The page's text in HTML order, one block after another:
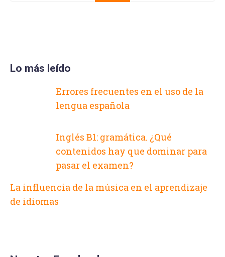
Lo más leído
Errores frecuentes en el uso de la
lengua española
Inglés B1: gramática. ¿Qué
contenidos hay que dominar para
pasar el examen?
La influencia de la música en el aprendizaje
de idiomas